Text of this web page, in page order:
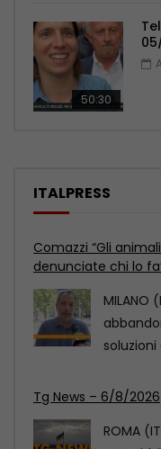
50:30
ITALPRESS
Tg News – 6/8/2026
– Covid,
“Mantenuto impegni
PORTO